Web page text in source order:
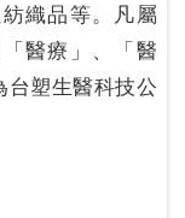
織品等。凡屬
醫療」、「醫
台塑生醫科技公